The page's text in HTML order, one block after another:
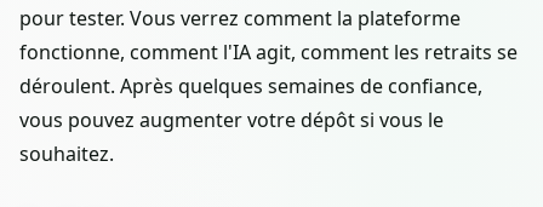
pour tester. Vous verrez comment la plateforme
fonctionne, comment l'IA agit, comment les retraits se
déroulent. Après quelques semaines de confiance,
vous pouvez augmenter votre dépôt si vous le
souhaitez.